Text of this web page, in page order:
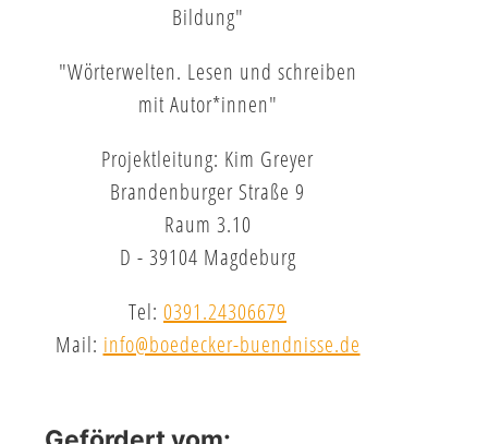
Bildung"
"Wörterwelten. Lesen und schreiben
mit Autor*innen"
Projektleitung: Kim Greyer
Brandenburger Straße 9
Raum 3.10
D - 39104 Magdeburg
Tel: 0391.24306679
Mail: info@boedecker-buendnisse.de